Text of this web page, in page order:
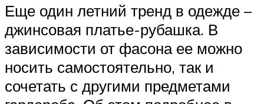
Еще один летний тренд в одежде –
джинсовая платье-рубашка. В
зависимости от фасона ее можно
носить самостоятельно, так и
сочетать с другими предметами